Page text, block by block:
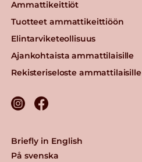
Ammattikeittiöt
Tuotteet ammattikeittiöön
Elintarviketeollisuus
Ajankohtaista ammattilaisille
Rekisteriseloste ammattilaisille
Briefly in English
På svenska